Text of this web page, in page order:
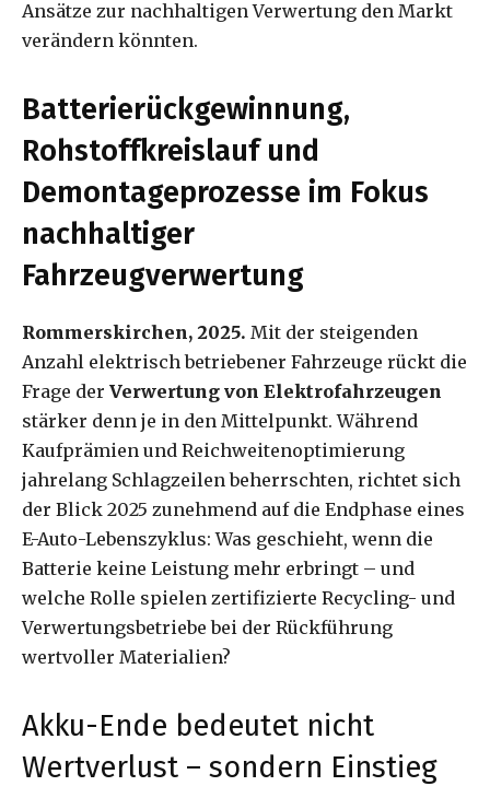
Ansätze zur nachhaltigen Verwertung den Markt
verändern könnten.
Batterierückgewinnung,
Rohstoffkreislauf und
Demontageprozesse im Fokus
nachhaltiger
Fahrzeugverwertung
Rommerskirchen, 2025. Mit der steigenden
Anzahl elektrisch betriebener Fahrzeuge rückt die
Frage der Verwertung von Elektrofahrzeugen
stärker denn je in den Mittelpunkt. Während
Kaufprämien und Reichweitenoptimierung
jahrelang Schlagzeilen beherrschten, richtet sich
der Blick 2025 zunehmend auf die Endphase eines
E-Auto-Lebenszyklus: Was geschieht, wenn die
Batterie keine Leistung mehr erbringt – und
welche Rolle spielen zertifizierte Recycling- und
Verwertungsbetriebe bei der Rückführung
wertvoller Materialien?
Akku-Ende bedeutet nicht
Wertverlust – sondern Einstieg